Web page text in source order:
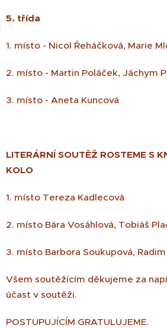
5. třída
1. místo - Nicol Řeháčková, Marie
2. místo - Martin Poláček, Jáchym
3. místo - Aneta Kuncová
LITERÁRNÍ SOUTĚŽ ROSTEME S
KOLO
1. místo Tereza Kadlecová
2. místo Bára Vosáhlová, Tobiáš
3. místo Barbora Soukupová, Radim
Všem soutěžícím děkujeme za
účast v soutěži.
POSTUPUJÍCÍM GRATULUJEME.